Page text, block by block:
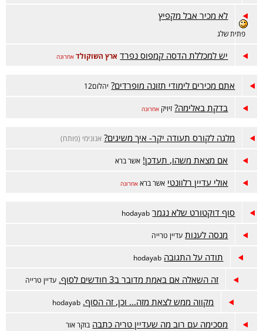
לא מכיר אבל מקפיץ
פתית שלג
יש למכללת הדסה קמפוס נפרד ארץ השוקולד אחרונה
אתם מכירים לימודי תזונה מופרדים? יהלום12
בדקת באלימה? זיויק אחרונה
מלגה לקורס תעודה יקר- איך משיגים? אנונימי (פותח)
אם מצאת משהו, תעדכן! אשר ברא
אולי עדיין רלוונטי אשר ברא אחרונה
סוף דוקטורט שלא נגמר hodayab
מנסה לענות עדיין טרייה
תודה על התגובה hodayab
זה השאלה אם באמת מדובר ב3 חודשים לסוף. עדיין טרייה
מקווה ממש לצאת מזה... וכן, זה הסוף. hodayab
מסכימה עם רוב מה שעדיין טריה כתבה בוקר אור